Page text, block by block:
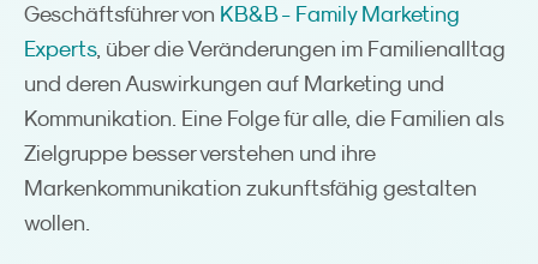
Geschäftsführer von KB&B - Family Marketing
Experts, über die Veränderungen im Familienalltag
und deren Auswirkungen auf Marketing und
Kommunikation. Eine Folge für alle, die Familien als
Zielgruppe besser verstehen und ihre
Markenkommunikation zukunftsfähig gestalten
wollen.